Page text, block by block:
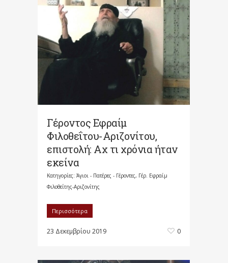
Γέροντος Εφραίμ
Φιλοθεΐτου-Αριζονίτου,
επιστολή: Αχ τι χρόνια ήταν
εκείνα
Κατηγορίες: Άγιοι - Πατέρες - Γέροντες, Γέρ. Εφραίμ
Φιλοθεΐτης-Αριζονίτης
Περισσότερα
23 Δεκεμβρίου 2019 0